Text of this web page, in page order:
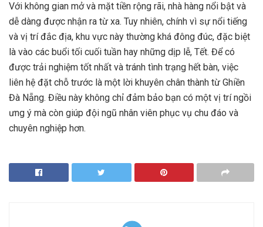
Với không gian mở và mặt tiền rộng rãi, nhà hàng nổi bật và
dễ dàng được nhận ra từ xa. Tuy nhiên, chính vì sự nổi tiếng
và vị trí đắc địa, khu vực này thường khá đông đúc, đặc biệt
là vào các buổi tối cuối tuần hay những dịp lễ, Tết. Để có
được trải nghiệm tốt nhất và tránh tình trạng hết bàn, việc
liên hệ đặt chỗ trước là một lời khuyên chân thành từ Ghiền
Đà Nẵng. Điều này không chỉ đảm bảo bạn có một vị trí ngồi
ưng ý mà còn giúp đội ngũ nhân viên phục vụ chu đáo và
chuyên nghiệp hơn.